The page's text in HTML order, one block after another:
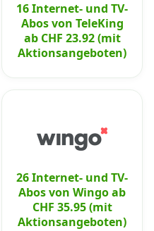
16 Internet- und TV-
Abos von TeleKing
ab CHF 23.92 (mit
Aktionsangeboten)
26 Internet- und TV-
Abos von Wingo ab
CHF 35.95 (mit
Aktionsangeboten)